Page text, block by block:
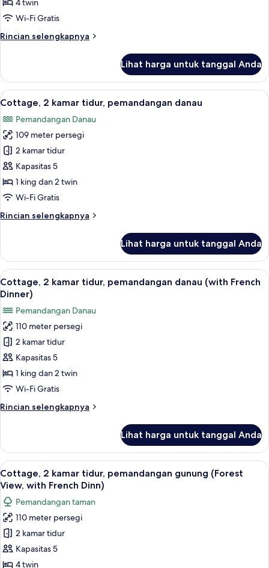
tidur,
gunung
4 twin
Wi-Fi Gratis
Rincian selengkapnya
Rincian
Cottage,
kamar
pemandangan
gunung
Lihat harga untuk tanggal Anda
Lihat
semua
foto
untuk
Cottage,
2
kamar
tidur,
danau
2 kamar tidur, seprai premium,
20
Cottage, 2 kamar tidur, pemandangan danau
Pemandangan Danau
109 meter persegi
2 kamar tidur
Kapasitas 5
1 king dan 2 twin
Wi-Fi Gratis
Rincian selengkapnya
Rincian
Cottage,
kamar
tidur,
pemandangan
danau
Lihat harga untuk tanggal Anda
Lihat
semua
untuk
Cottage,
2
kamar
tidur,
pemandangan
(with
2 kamar tidur, seprai premium,
20
Cottage, 2 kamar tidur, pemandangan danau (with French
Dinner)
Pemandangan Danau
110 meter persegi
2 kamar tidur
Kapasitas 5
1 king dan 2 twin
Wi-Fi Gratis
Rincian selengkapnya
Rincian
Cottage,
kamar
tidur,
pemandangan
danau
(with
French
Dinner)
Lihat harga untuk tanggal Anda
Lihat
semua
foto
untuk
Cottage,
2
kamar
tidur,
2 kamar tidur, seprai premium,
15
Cottage, 2 kamar tidur, pemandangan gunung (Forest
View, with French Dinn)
Pemandangan taman
110 meter persegi
2 kamar tidur
Kapasitas 5
4 twin